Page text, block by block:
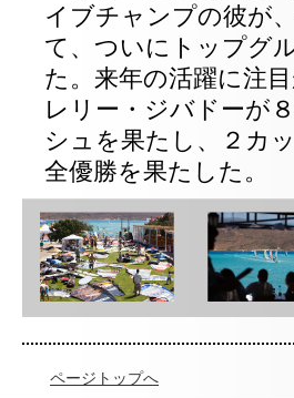
イブチャンプの彼が
て、ついにトップグ
た。来年の活躍に注
レリー・ジバドーが
シュを果たし、２カ
全優勝を果たした。
ページトップへ